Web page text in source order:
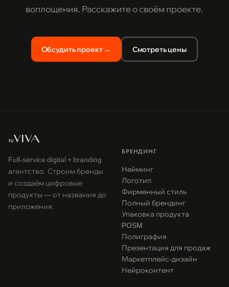
воплощения. Расскажите о своём проекте.
Обсудить проект → Смотреть цены
Full-service digital + branding
агентство. Строим бренды
и создаём цифровые
продукты — от названия до
приложения.
БРЕНДИНГ
Нейминг
Логотип
Фирменный стиль
Полный брендинг
Упаковка продукта
POSM
Полиграфия
Презентация для продаж
Маркетплейс-дизайн
Нейроконтент